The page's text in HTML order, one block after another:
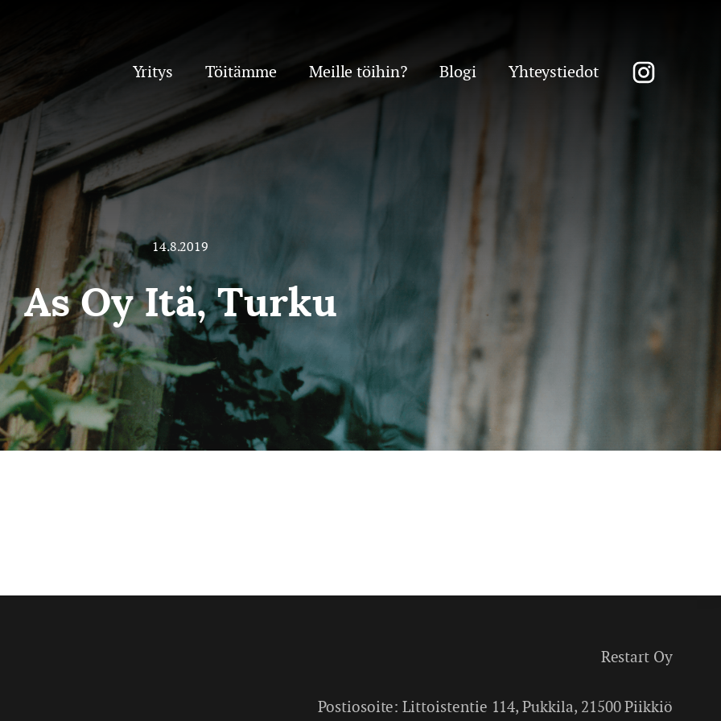
Yritys Töitämme Meille töihin? Blogi Yhteystiedot
14.8.2019
As Oy Itä, Turku
Restart Oy
Postiosoite: Littoistentie 114, Pukkila, 21500 Piikkiö